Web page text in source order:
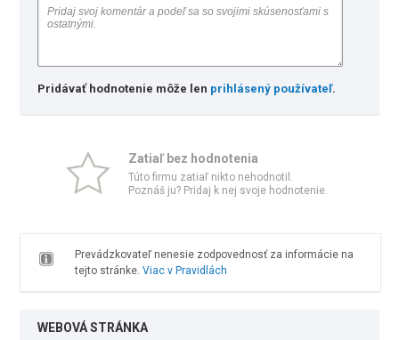
Pridávať hodnotenie môže len prihlásený používateľ.
Zatiaľ bez hodnotenia
Túto firmu zatiaľ nikto nehodnotil.
Poznáš ju? Pridaj k nej svoje hodnotenie.
Prevádzkovateľ nenesie zodpovednosť za informácie na
tejto stránke. Viac v Pravidlách
WEBOVÁ STRÁNKA